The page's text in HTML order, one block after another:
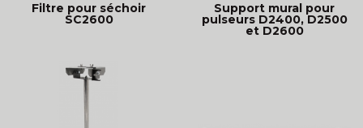
Filtre pour séchoir
SC2600
Support mural pour
pulseurs D2400, D2500
et D2600